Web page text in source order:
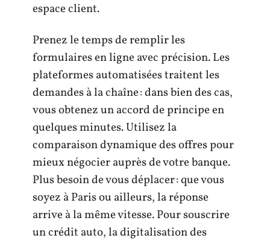
espace client.
Prenez le temps de remplir les
formulaires en ligne avec précision. Les
plateformes automatisées traitent les
demandes à la chaîne : dans bien des cas,
vous obtenez un accord de principe en
quelques minutes. Utilisez la
comparaison dynamique des offres pour
mieux négocier auprès de votre banque.
Plus besoin de vous déplacer : que vous
soyez à Paris ou ailleurs, la réponse
arrive à la même vitesse. Pour souscrire
un crédit auto, la digitalisation des